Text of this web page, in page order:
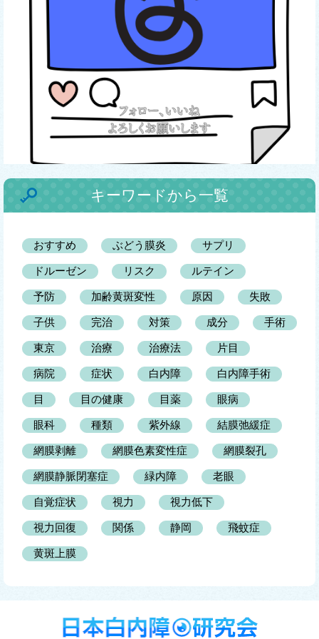
キーワードから一覧
おすすめ ぶどう膜炎 サプリ
ドルーゼン リスク ルテイン
予防 加齢黄斑変性 原因 失敗
子供 完治 対策 成分 手術
東京 治療 治療法 片目
病院 症状 白内障 白内障手術
目 目の健康 目薬 眼病
眼科 種類 紫外線 結膜弛緩症
網膜剥離 網膜色素変性症 網膜裂孔
網膜静脈閉塞症 緑内障 老眼
自覚症状 視力 視力低下
視力回復 関係 静岡 飛蚊症
黄斑上膜